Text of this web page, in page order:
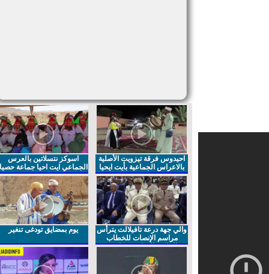
احيدوس فرقة تيزويت الأصلية
بالاعراس الجماعية بأيت ايحيا
اسوكز نتسلاتين بالعرس
الجماعي ايت احيا جماعة حصيا
والي جهة درعة تافيلالت يترأس
مراسم الإنصات للخطاب
الملكي السامي بمناسبة
يوم بمضايق تودغى تنغير